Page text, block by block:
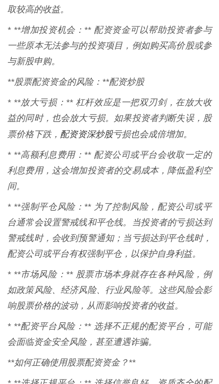
取较高的收益。
* **增加投资机会：** 配资资金可以帮助投资者参与
一些原本无法参与的投资项目，例如购买高价股或参
与新股申购。
**股票配资资金的风险：**配资炒股
* **放大亏损：** 杠杆效应是一把双刃剑，在放大收
益的同时，也会放大亏损。如果投资者判断失误，股
票价格下跌， 配资资深炒股亏损也会成倍增加。
* **高额利息费用：** 配资公司或平台会收取一定的
利息费用，这会增加投资者的交易成本，降低盈利空
间。
* **强制平仓风险：** 为了控制风险，配资公司或平
台通常会设置警戒线和平仓线。当投资者的亏损达到
警戒线时，会收到预警通知；当亏损达到平仓线时，
配资公司或平台有权强制平仓，以保护自身利益。
* **市场风险：** 股票市场本身就存在各种风险，例
如政策风险、经济风险、行业风险等。这些风险会影
响股票价格的波动，从而影响投资者的收益。
* **配资平台风险：** 选择不正规的配资平台，可能
会面临资金安全风险，甚至遭遇诈骗。
**如何正确使用股票配资资金？**